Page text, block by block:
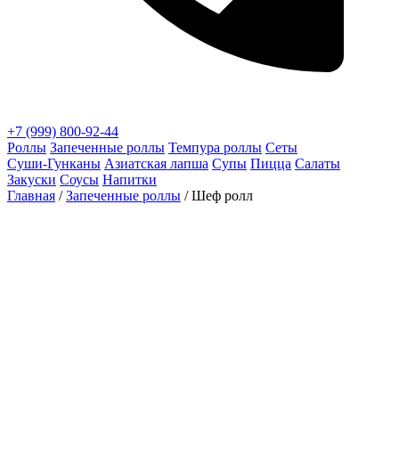
+7 (999) 800-92-44
Роллы Запеченные роллы Темпура роллы Сеты
Суши‑Гунканы Азиатская лапша Супы Пицца Салаты
Закуски Соусы Напитки
Главная /Запеченные роллы / Шеф ролл